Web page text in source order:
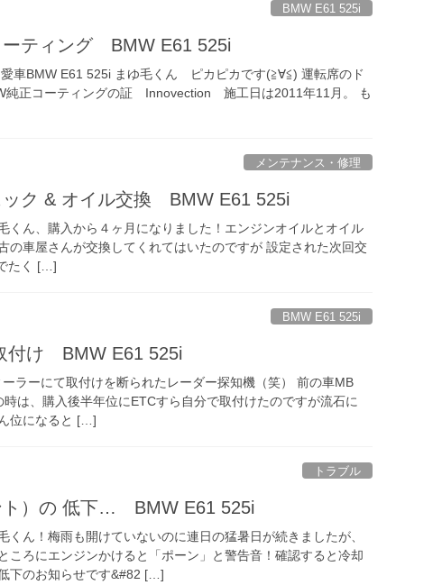
BMW E61 525i
ーティング BMW E61 525i
車BMW E61 525i まゆ毛くん ピカピカです(≧∀≦) 運転席のド
純正コーティングの証 Innovection 施工日は2011年11月。 も
メンテナンス・修理
ック & オイル交換 BMW E61 525i
くん、購入から４ヶ月になりました！エンジンオイルとオイル
の車屋さんが交換してくれてはいたのですが 設定された次回交
たく […]
BMW E61 525i
付け BMW E61 525i
ラーにて取付けを断られたレーダー探知機（笑） 前の車MB
は、購入後半年位にETCすら自分で取付けたのですが流石に
位になると […]
トラブル
ト）の 低下… BMW E61 525i
くん！梅雨も開けていないのに連日の猛暑日が続きましたが、
ころにエンジンかけると「ポーン」と警告音！確認すると冷却
下のお知らせです&#82 […]